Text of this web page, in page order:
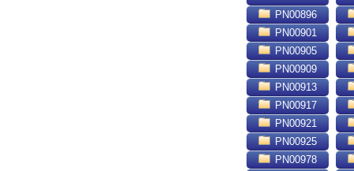
PN00896
PN00901
PN00905
PN00909
PN00913
PN00917
PN00921
PN00925
PN00978